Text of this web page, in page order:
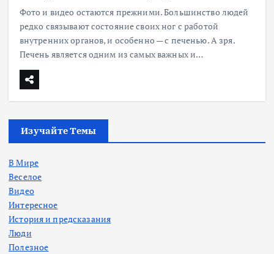
Фото и видео остаются прежними. Большинство людей
редко связывают состояние своих ног с работой
внутренних органов, и особенно — с печенью. А зря.
Печень является одним из самых важных и…
Изучайте Темы
В Мире
Веселое
Видео
Интересное
История и предсказания
Люди
Полезное